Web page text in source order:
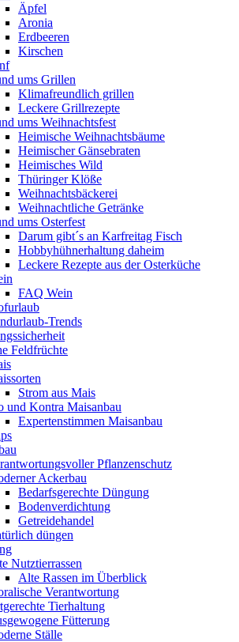
Äpfel
Aronia
Erdbeeren
Kirschen
ums Grillen
Klimafreundlich grillen
Leckere Grillrezepte
ums Weihnachtsfest
Heimische Weihnachtsbäume
Heimischer Gänsebraten
Heimisches Wild
Thüringer Klöße
Weihnachtsbäckerei
Weihnachtliche Getränke
ums Osterfest
Darum gibt´s an Karfreitag Fisch
Hobbyhühnerhaltung daheim
Leckere Rezepte aus der Osterküche
FAQ Wein
Trends
Feldfrüchte
Strom aus Mais
und Kontra Maisanbau
Expertenstimmen Maisanbau
Pflanzenschutz
Ackerbau
Bedarfsgerechte Düngung
Bodenverdichtung
Getreidehandel
düngen
Nutztierrassen
Alte Rassen im Überblick
Verantwortung
Tierhaltung
Fütterung
Ställe